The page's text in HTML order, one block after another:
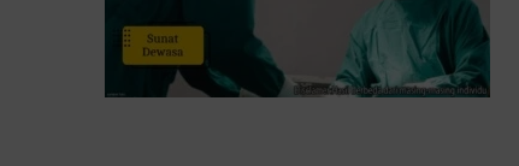
Ciri ciri Prostat pada